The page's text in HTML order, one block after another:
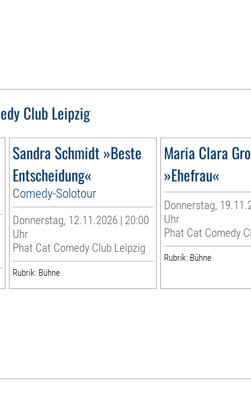
Club Leipzig
Sandra Schmidt »Beste
Entscheidung«
Comedy-Solotour
Donnerstag, 12.11.2026 | 20:00
Uhr
Phat Cat Comedy Club Leipzig
Rubrik: Bühne
Maria Clara
»Ehefrau«
Donnerstag,
Uhr
Phat Cat Comedy
Rubrik: Bühne